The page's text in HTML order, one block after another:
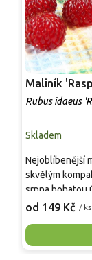
Maliník
Rubus idaeus
Skladem
od 149 Kč / ks
Nejoblíbenější
skvělým
srpna bohatou
Pevné
skvělou volbu